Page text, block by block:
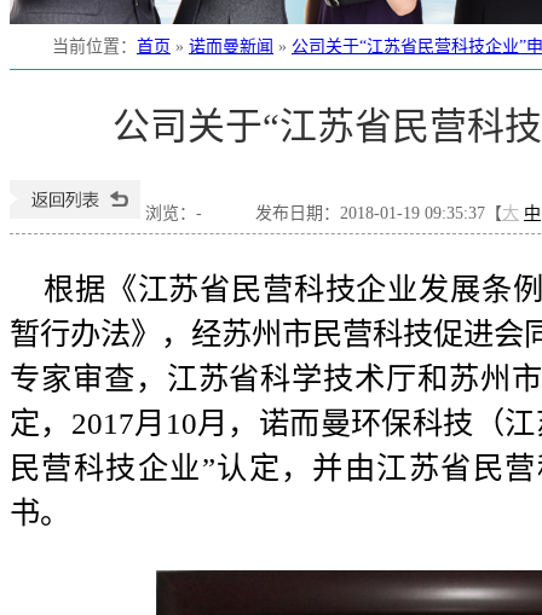
当前位置 ： 首页 » 诺而曼新闻 » 公司关于“江苏省民营科技企业”
公司关于“江苏省民营科
浏览： - 发布日期：2018-01-19 09:35:37【大 中
根据《江苏省民营科技企业发展条
暂行办法》，经苏州市民营科技促进会
专家审查，江苏省科学技术厅和苏州
定，2017月10月，诺而曼环保科技（
民营科技企业”认定，并由江苏省民
书。